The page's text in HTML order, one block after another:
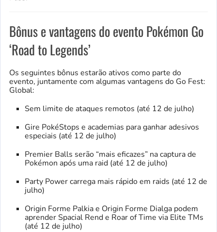
Bônus e vantagens do evento Pokémon Go
‘Road to Legends’
Os seguintes bônus estarão ativos como parte do
evento, juntamente com algumas vantagens do Go Fest:
Global:
Sem limite de ataques remotos (até 12 de julho)
Gire PokéStops e academias para ganhar adesivos
especiais (até 12 de julho)
Premier Balls serão “mais eficazes” na captura de
Pokémon após uma raid (até 12 de julho)
Party Power carrega mais rápido em raids (até 12 de
julho)
Origin Forme Palkia e Origin Forme Dialga podem
aprender Spacial Rend e Roar of Time via Elite TMs
(até 12 de julho)